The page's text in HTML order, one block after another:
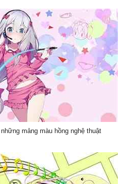
mảng màu hồng nghệ thuật